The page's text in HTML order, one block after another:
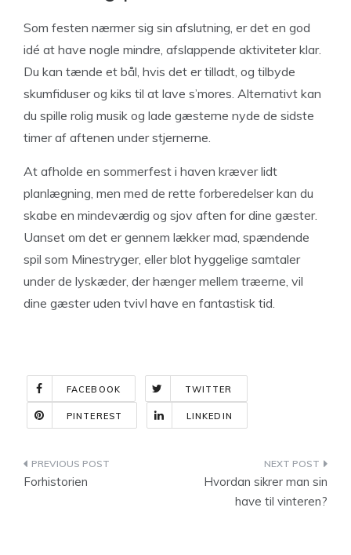
Som festen nærmer sig sin afslutning, er det en god
idé at have nogle mindre, afslappende aktiviteter klar.
Du kan tænde et bål, hvis det er tilladt, og tilbyde
skumfiduser og kiks til at lave s’mores. Alternativt kan
du spille rolig musik og lade gæsterne nyde de sidste
timer af aftenen under stjernerne.
At afholde en sommerfest i haven kræver lidt
planlægning, men med de rette forberedelser kan du
skabe en mindeværdig og sjov aften for dine gæster.
Uanset om det er gennem lækker mad, spændende
spil som Minestryger, eller blot hyggelige samtaler
under de lyskæder, der hænger mellem træerne, vil
dine gæster uden tvivl have en fantastisk tid.
FACEBOOK TWITTER
PINTEREST LINKEDIN
Indlægsnavigation
Forhistorien
Hvordan sikrer man sin
have til vinteren?